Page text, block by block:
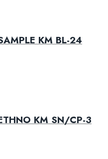
KM BL-24
KM SN/CP-3